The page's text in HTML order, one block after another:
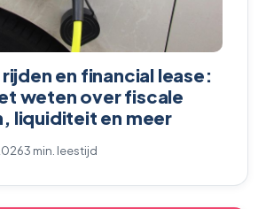
en financial lease:
weten over fiscale
liquiditeit en meer
3 min. leestijd